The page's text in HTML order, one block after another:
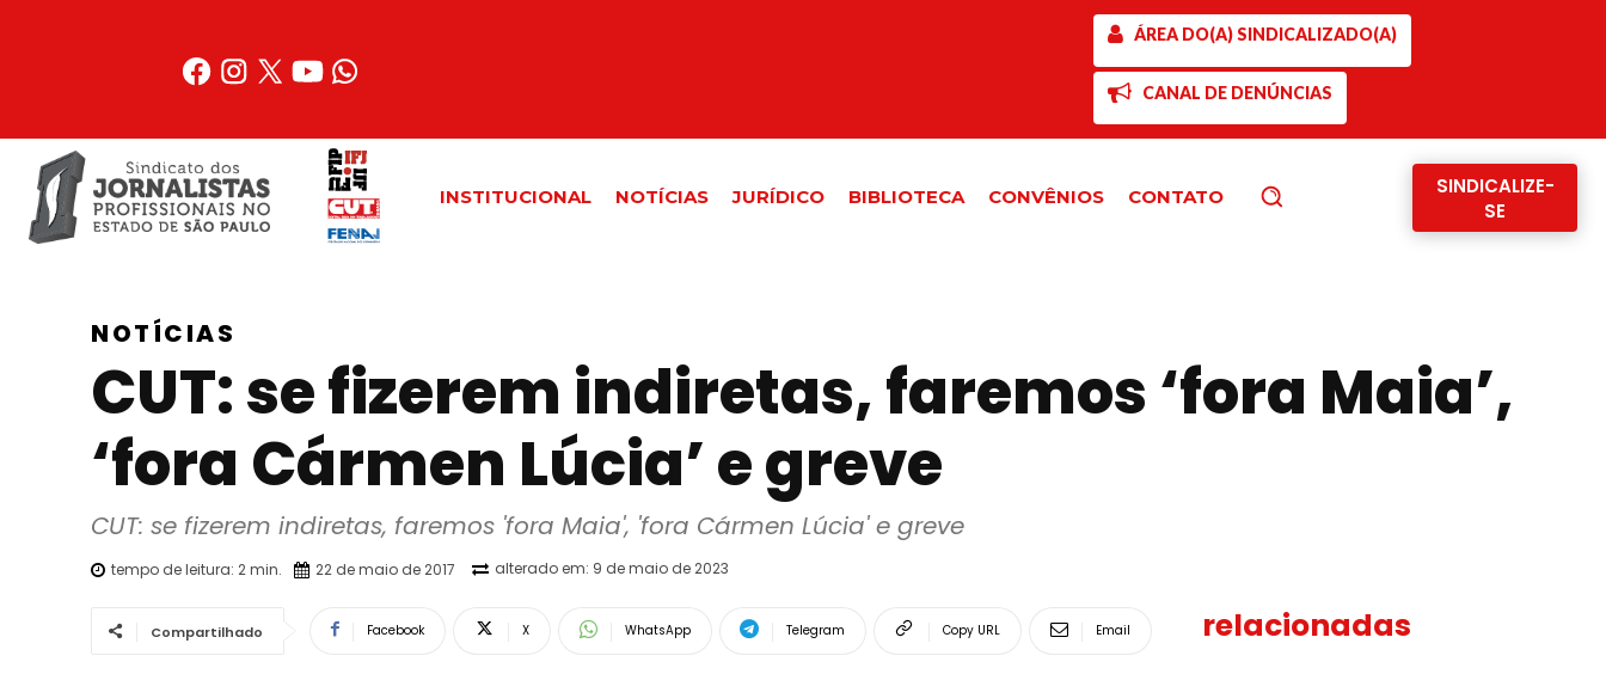
ÁREA DO(A) SINDICALIZADO(A)
CANAL DE DENÚNCIAS
INSTITUCIONAL NOTÍCIAS JURÍDICO BIBLIOTECA CONVÊNIOS CONTATO
SINDICALIZE-
SE
NOTÍCIAS
CUT: se fizerem indiretas, faremos ‘fora Maia’,
‘fora Cármen Lúcia’ e greve
CUT: se fizerem indiretas, faremos 'fora Maia', 'fora Cármen Lúcia' e greve
tempo de leitura: 2min. 22 de maio de 2017 alterado em: 9 de maio de 2023
Compartilhado Facebook X WhatsApp Telegram Copy URL Email relacionadas